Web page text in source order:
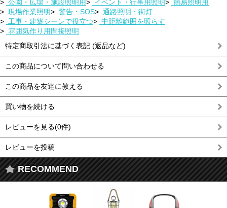
> 公園・広場・施設照明用> イベント・行事用照明> 簡易照明用
> 現場作業照明> 警告・SOS> 通路照明・街灯
> 工事・建築シーンで役立つ> 中距離範囲を照らす
> 雰囲気作り用間接照明
特定商取引法に基づく表記 (返品など)
この商品について問い合わせる
この商品を友達に教える
買い物を続ける
レビューを見る(0件)
レビューを投稿
RECOMMEND